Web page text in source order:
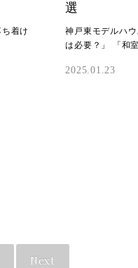
着け
選
神戸東モデルハ
は必要？」 「和
2025.01.23
Next